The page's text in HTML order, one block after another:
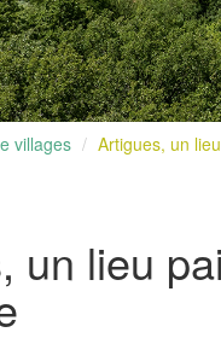
villages Artigues, un
un lieu